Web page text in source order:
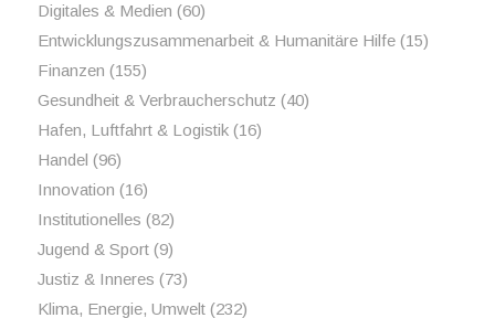
Digitales & Medien (60)
Entwicklungszusammenarbeit & Humanitäre Hilfe(15)
Finanzen (155)
Gesundheit & Verbraucherschutz (40)
Hafen, Luftfahrt & Logistik(16)
Handel (96)
Innovation (16)
Institutionelles (82)
Jugend & Sport(9)
Justiz & Inneres (73)
Klima, Energie, Umwelt(232)